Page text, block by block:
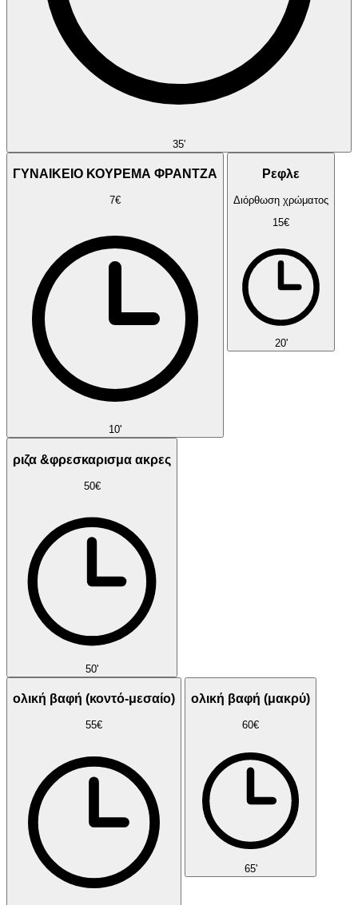
35'
ΓΥΝΑΙΚΕΙΟ ΚΟΥΡΕΜΑ ΦΡΑΝΤΖΑ
7€
10'
Ρεφλε
Διόρθωση χρώματος
15€
20'
ριζα &φρεσκαρισμα ακρες
50€
50'
ολική βαφή (κοντό-μεσαίο)
55€
ολική βαφή (μακρύ)
60€
65'